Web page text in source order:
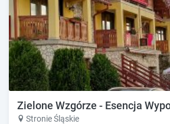
Zielone Wzgórze - Esencja
Stronie Śląskie